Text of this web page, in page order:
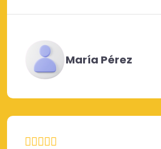
María Pérez